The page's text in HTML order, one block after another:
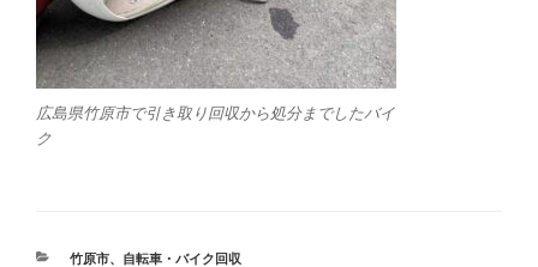
広島県竹原市で引き取り回収から処分までしたバイ
ク
カ
竹原市、 自転車・バイク回収